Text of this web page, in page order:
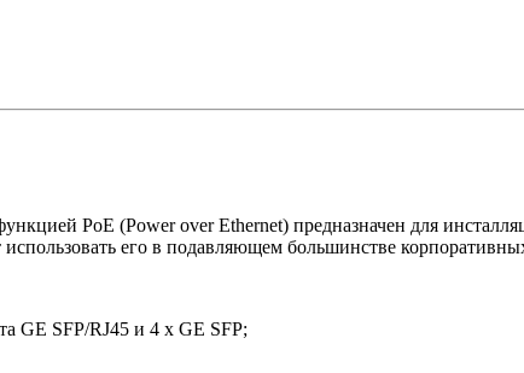
PoE (Power over Ethernet) предназначен для
его в подавляющем большинстве
GE SFP/RJ45 и 4 x GE SFP;